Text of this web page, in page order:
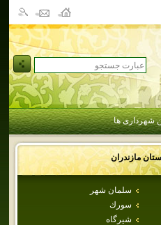
شهرداری ها
مازندران
سلمان شهر
سورك
شيرگاه